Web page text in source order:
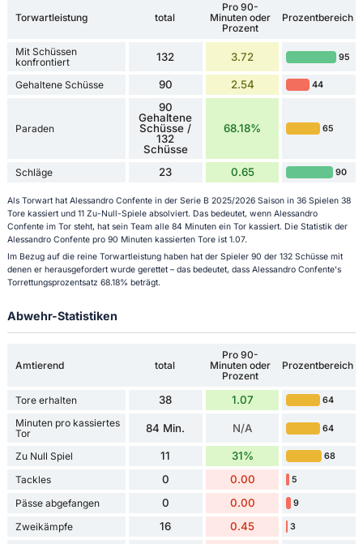
Torwartleistung total
Pro 90-
Minuten oder
Prozent
Prozentbereich
Mit Schüssen
konfrontiert
132 3.72 95
Gehaltene Schüsse 90 2.54 44
Paraden
90
Gehaltene
Schüsse /
132
Schüsse
68.18% 65
Schläge 23 0.65 90
Als Torwart hat Alessandro Confente in der Serie B 2025/2026 Saison in 36 Spielen 38
Tore kassiert und 11 Zu-Null-Spiele absolviert. Das bedeutet, wenn Alessandro
Confente im Tor steht, hat sein Team alle 84 Minuten ein Tor kassiert. Die Statistik der
Alessandro Confente pro 90 Minuten kassierten Tore ist 1.07.
Im Bezug auf die reine Torwartleistung haben hat der Spieler 90 der 132 Schüsse mit
denen er herausgefordert wurde gerettet – das bedeutet, dass Alessandro Confente's
Torrettungsprozentsatz 68.18% beträgt.
Abwehr-Statistiken
Amtierend total
Pro 90-
Minuten oder
Prozent
Prozentbereich
Tore erhalten 38 1.07 64
Minuten pro kassiertes
Tor
84 Min. N/A 64
Zu Null Spiel 11 31% 68
Tackles 0 0.00 5
Pässe abgefangen 0 0.00 9
Zweikämpfe 16 0.45 3